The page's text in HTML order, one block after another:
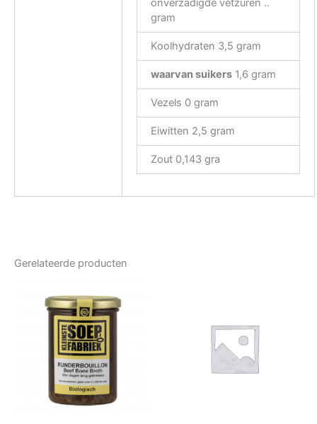
onverzadigde vetzuren ..
gram
Koolhydraten 3,5 gram
waarvan suikers 1,6 gram
Vezels 0 gram
Eiwitten 2,5 gram
Zout 0,143 gra
Gerelateerde producten